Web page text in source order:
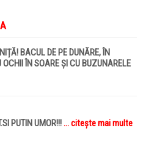
BACUL DE PE DUNĂRE, ÎN
ÎN SOARE ȘI CU BUZUNARELE
PUTIN UMOR!!! ... citește mai multe